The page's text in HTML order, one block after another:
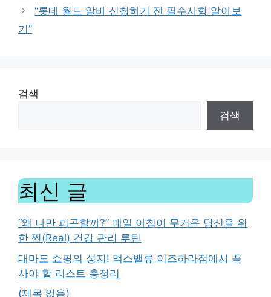
“롯데 월드 알바 신청하기 전 필수사항 알아보
기”
검색
검색
최신 글
“왜 나만 피곤할까?” 매일 아침이 무거운 당신을 위
한 찐(Real) 건강 관리 루틴
대마도 쇼핑의 성지! 맥스밸류 이즈하라점에서 꼭
사야 할 리스트 총정리
(제목 없음)